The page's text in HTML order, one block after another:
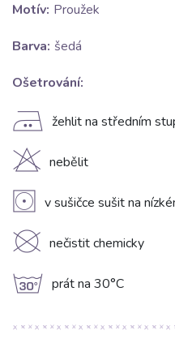
Motív: Proužek
Barva: šedá
Ošetrování:
E žehlit na středním
H nebělit
V v sušičce sušit na
K nečistit chemicky
g prát na 30°C